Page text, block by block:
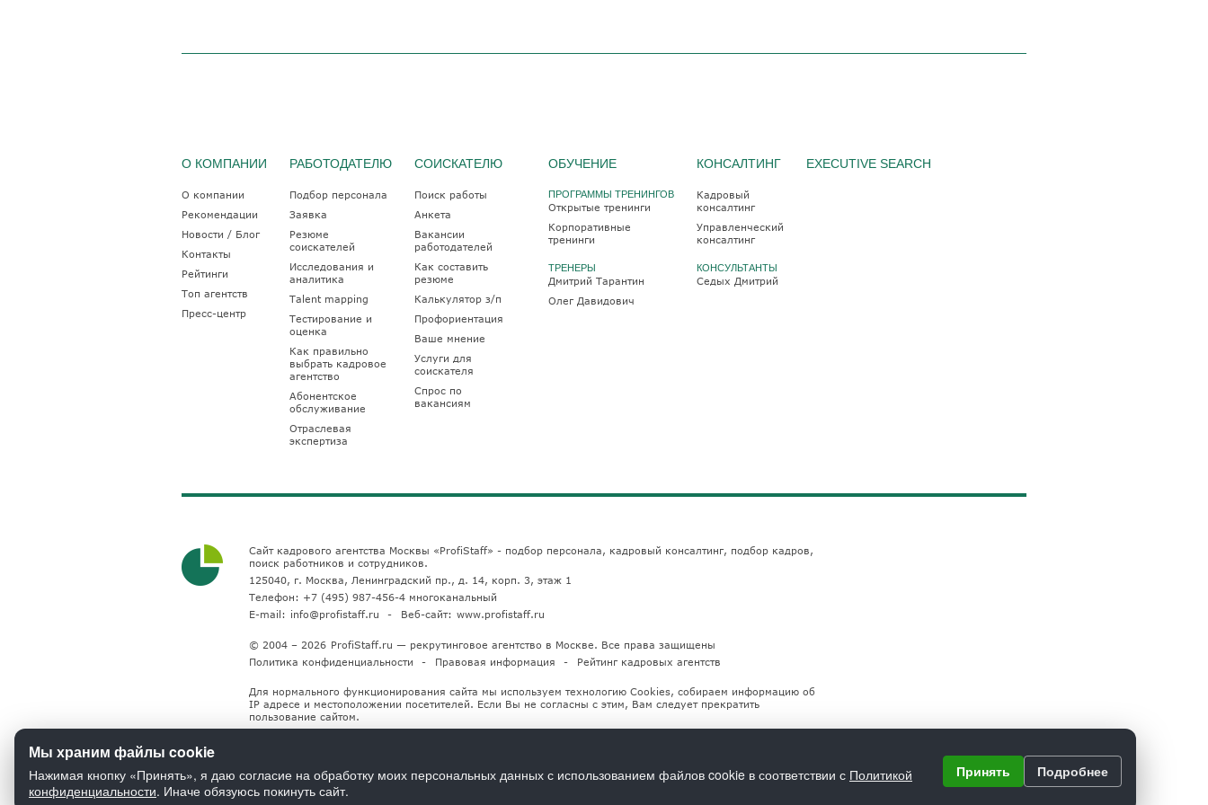
О КОМПАНИИ
О компании
Рекомендации
Новости / Блог
Контакты
Рейтинги
Топ агентств
Пресс-центр
РАБОТОДАТЕЛЮ
Подбор персонала
Заявка
Резюме
соискателей
Исследования и
аналитика
Talent mapping
Тестирование и
оценка
Как правильно
выбрать кадровое
агентство
Абонентское
обслуживание
Отраслевая
экспертиза
СОИСКАТЕЛЮ
Поиск работы
Анкета
Вакансии
работодателей
Как составить
резюме
Калькулятор з/п
Профориентация
Ваше мнение
Услуги для
соискателя
Спрос по
вакансиям
ОБУЧЕНИЕ
ПРОГРАММЫ ТРЕНИНГОВ
Открытые тренинги
Корпоративные
тренинги
ТРЕНЕРЫ
Дмитрий Тарантин
Олег Давидович
КОНСАЛТИНГ
Кадровый
консалтинг
Управленческий
консалтинг
КОНСУЛЬТАНТЫ
Седых Дмитрий
EXECUTIVE SEARCH
Сайт кадрового агентства Москвы «ProfiStaff» - подбор персонала, кадровый консалтинг, подбор кадров,
поиск работников и сотрудников.
125040, г. Москва, Ленинградский пр., д. 14, корп. 3, этаж 1
Телефон: +7 (495) 987-456-4 многоканальный
E-mail: info@profistaff.ru Веб-сайт: www.profistaff.ru
© 2004 – 2026 ProfiStaff.ru — рекрутинговое агентство в Москве. Все права защищены
Политика конфиденциальности
Правовая информация Рейтинг кадровых агентств
Для нормального функционирования сайта мы используем технологию Cookies, собираем информацию об
IP адресе и местоположении посетителей. Если Вы не согласны с этим, Вам следует прекратить
пользование сайтом.
Мы храним файлы cookie
Нажимая кнопку «Принять», я даю согласие на обработку моих персональных данных с использованием файлов cookie в соответствии с Политикой
конфиденциальности. Иначе обязуюсь покинуть сайт.
Принять Подробнее